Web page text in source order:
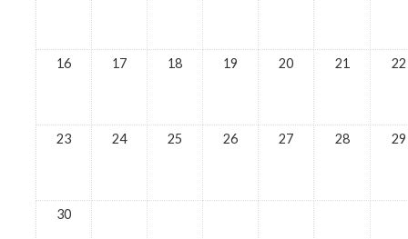
16 17 18 19 20 21 22
23 24 25 26 27 28 29
30